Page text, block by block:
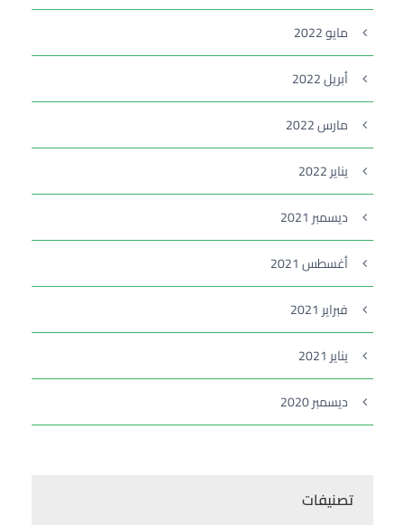
مايو 2022
أبريل 2022
مارس 2022
يناير 2022
ديسمبر 2021
أغسطس 2021
فبراير 2021
يناير 2021
ديسمبر 2020
تصنيفات